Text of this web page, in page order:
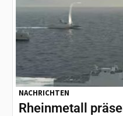
NACHRICHTEN
Rheinmetall